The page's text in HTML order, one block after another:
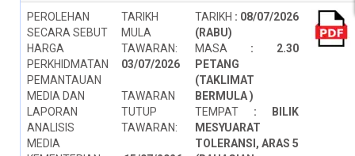
PEROLEHAN
SECARA SEBUT
HARGA
PERKHIDMATAN
PEMANTAUAN
MEDIA DAN
LAPORAN
ANALISIS
MEDIA
TARIKH
MULA
TAWARAN:
03/07/2026
TAWARAN
TUTUP
TAWARAN:
TARIKH : 08/07/2026
(RABU)
MASA :
2.30
PETANG
(TAKLIMAT
BERMULA )
TEMPAT :
BILIK
MESYUARAT
TOLERANSI, ARAS 5